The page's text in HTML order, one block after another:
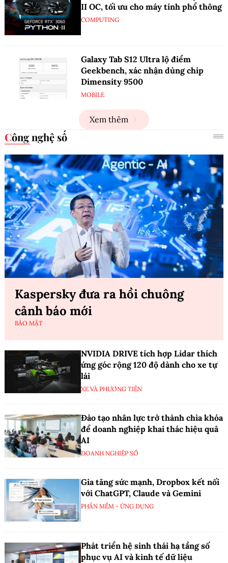
II OC, tối ưu cho máy tính phổ thông
COMPUTING
Galaxy Tab S12 Ultra lộ điểm
Geekbench, xác nhận dùng chip
Dimensity 9500
MOBILE
Xem thêm
Công nghệ số
Kaspersky đưa ra hồi chuông
cảnh báo mới
BẢO MẬT
NVIDIA DRIVE tích hợp Lidar thích
ứng góc rộng 120 độ dành cho xe tự
lái
XE VÀ PHƯƠNG TIỆN
Đào tạo nhân lực trở thành chìa khóa
để doanh nghiệp khai thác hiệu quả
AI
DOANH NGHIỆP SỐ
Gia tăng sức mạnh, Dropbox kết nối
với ChatGPT, Claude và Gemini
PHẦN MỀM - ỨNG DỤNG
Phát triển hệ sinh thái hạ tầng số
phục vụ AI và kinh tế dữ liệu